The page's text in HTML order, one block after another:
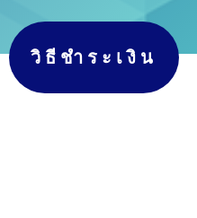
วิธีชำระเงิน